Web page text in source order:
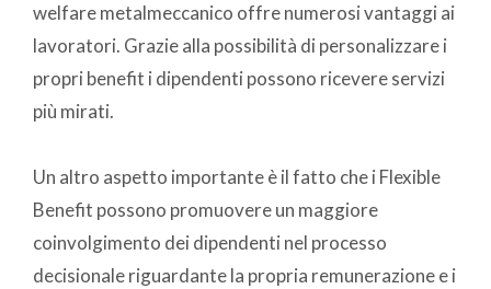
welfare metalmeccanico offre numerosi vantaggi ai
lavoratori. Grazie alla possibilità di personalizzare i
propri benefit i dipendenti possono ricevere servizi
più mirati.
Un altro aspetto importante è il fatto che i Flexible
Benefit possono promuovere un maggiore
coinvolgimento dei dipendenti nel processo
decisionale riguardante la propria remunerazione e i